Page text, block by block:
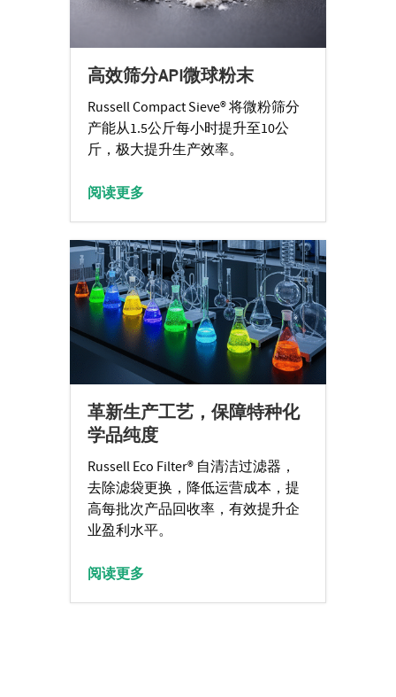
高效筛分API微球粉末
Russell Compact Sieve® 将微粉筛分
产能从1.5公斤每小时提升至10公
斤，极大提升生产效率。
阅读更多
革新生产工艺，保障特种化
学品纯度
Russell Eco Filter® 自清洁过滤器，
去除滤袋更换，降低运营成本，提
高每批次产品回收率，有效提升企
业盈利水平。
阅读更多